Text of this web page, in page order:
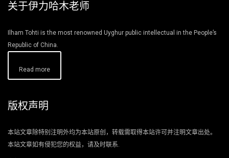
关于伊力哈木老师
Ilham Tohti is the most renowned Uyghur public intellectual in the People’s
Republic of China.
Read more
版权声明
本站文章除特别注明外均为本站原创，转载需取得本站许可并注明文章出处。
本站文章如有侵犯您的权益，请及时联系.